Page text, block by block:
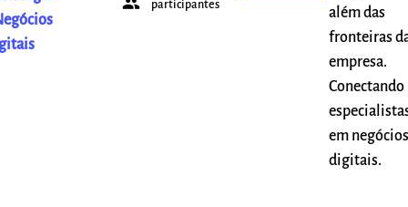
participantes
além das
fronteiras
empresa.
Conectando
em negócios
digitais.